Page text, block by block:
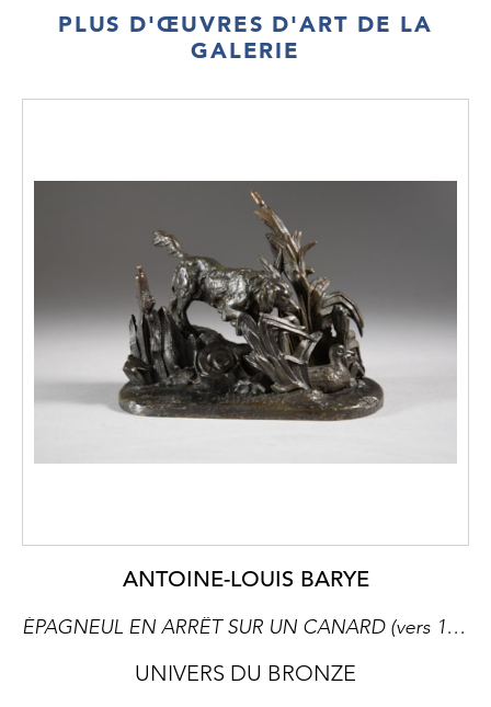
PLUS D'ŒUVRES D'ART DE LA
GALERIE
ANTOINE-LOUIS BARYE
ÉPAGNEUL EN ARRÊT SUR UN CANARD (vers 1845)
UNIVERS DU BRONZE